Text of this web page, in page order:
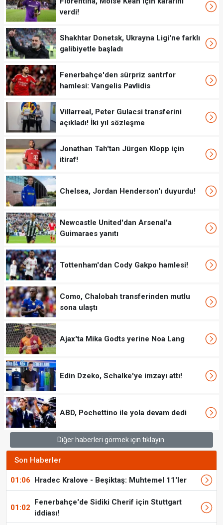
verdi!
Shakhtar Donetsk, Ukrayna Ligi'ne farklı
galibiyetle başladı
Fenerbahçe'den sürpriz santrfor
hamlesi: Vangelis Pavlidis
Villarreal, Peter Gulacsi transferini
açıkladı! İki yıl sözleşme
Jonathan Tah'tan Jürgen Klopp için
itiraf!
Chelsea, Jordan Henderson'ı duyurdu!
Newcastle United'dan Arsenal'a
Guimaraes yanıtı
Tottenham'dan Cody Gakpo hamlesi!
Como, Chalobah transferinden mutlu
sona ulaştı
Ajax'ta Mika Godts yerine Noa Lang
Edin Dzeko, Schalke'ye imzayı attı!
ABD, Pochettino ile yola devam dedi
Diğer haberleri görmek için tıklayın.
Son Haberler
01:06 Hradec Kralove - Beşiktaş: Muhtemel 11'ler
01:02
Fenerbahçe'de Sidiki Cherif için Stuttgart
iddiası!